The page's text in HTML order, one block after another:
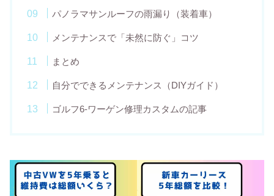
パノラマサンルーフの雨漏り（装着車）
メンテナンスで「未然に防ぐ」コツ
まとめ
自分でできるメンテナンス（DIYガイド）
ゴルフ6-ワーゲン修理カスタムの記事